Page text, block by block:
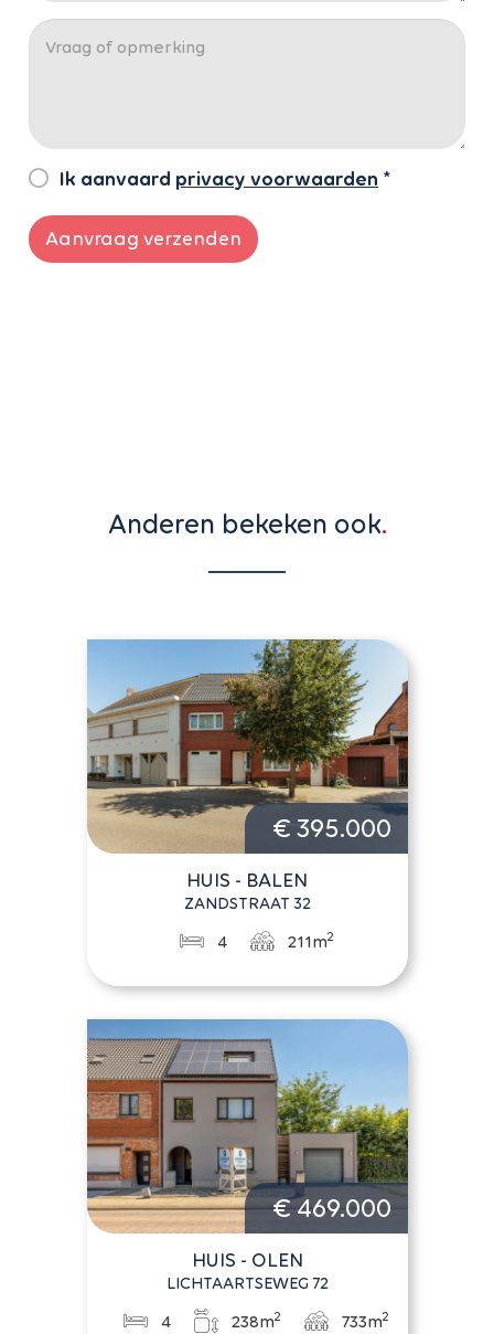
Ik aanvaard privacy voorwaarden *
Aanvraag verzenden
Anderen bekeken ook
€ 395.000
HUIS - BALEN
ZANDSTRAAT 32
4 211m2
€ 469.000
HUIS - OLEN
LICHTAARTSEWEG 72
4 238m2 733m2